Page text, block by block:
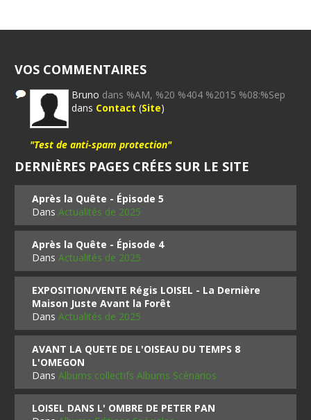
VOS COMMENTAIRES
Bruno dans %AM, %20 %404 %2015 %08:%Sep
dans Contact (Site)
"Test de anti-spam protection"
DERNIÈRES PAGES CRÉES SUR LE SITE
Après la Quête - Épisode 5
DansActualités de 2025
Après la Quête - Épisode 4
DansActualités de 2025
EXPOSITION/VENTE Régis LOISEL - La Dernière
Maison Juste Avant la Forêt
DansActualités de 2025
AVANT LA QUETE DE L'OISEAU DU TEMPS 8
L'OMEGON
DansAlbums collectifs Albums Scénarios
LOISEL DANS L' OMBRE DE PETER PAN